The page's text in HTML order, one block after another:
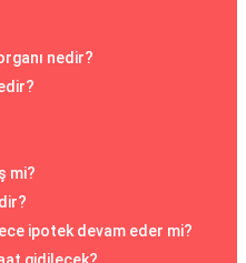
nedir?
mi?
ipotek devam eder mi?